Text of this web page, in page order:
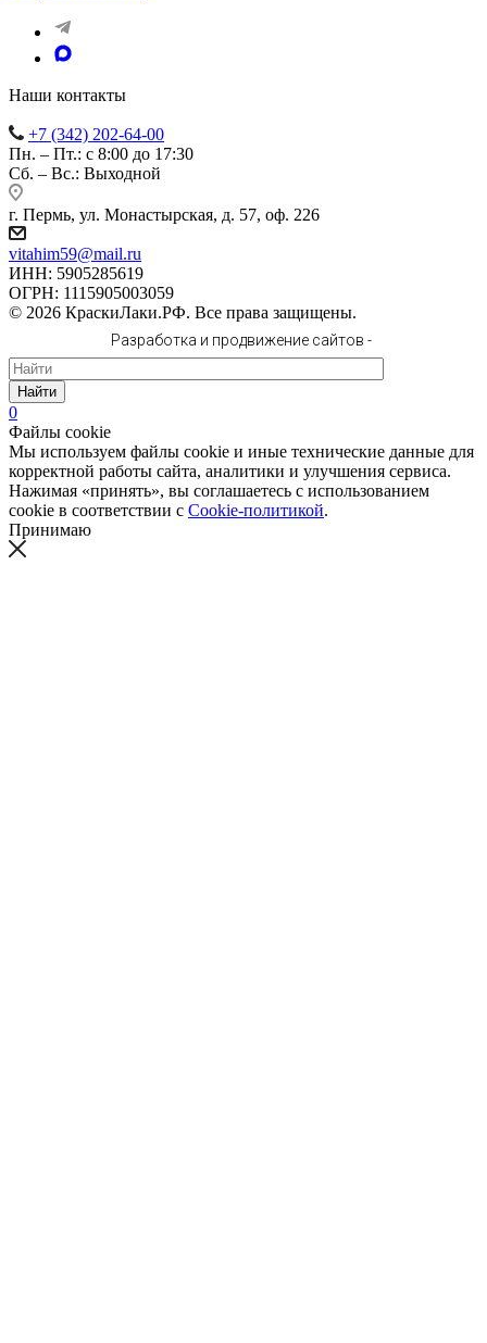
Наши контакты
+7 (342) 202-64-00
Пн. – Пт.: с 8:00 до 17:30
Сб. – Вс.: Выходной
г. Пермь, ул. Монастырская, д. 57, оф. 226
vitahim59@mail.ru
ИНН: 5905285619
ОГРН: 1115905003059
© 2026 КраскиЛаки.РФ. Все права защищены.
Разработка и продвижение сайтов -
Найти
0
Файлы cookie
Мы используем файлы cookie и иные технические данные для
корректной работы сайта, аналитики и улучшения сервиса.
Нажимая «принять», вы соглашаетесь с использованием
cookie в соответствии с Cookie-политикой.
Принимаю